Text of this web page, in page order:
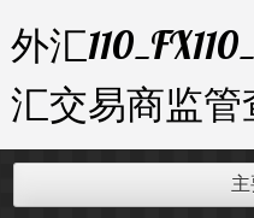
至
内
容
外汇
汇交易商监管